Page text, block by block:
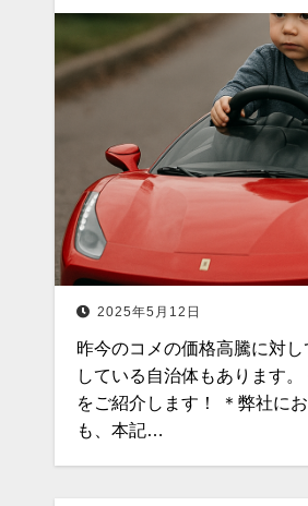
2025年5月12日
昨今のコメの価格高騰に対
している自治体もあります
をご紹介します！ ＊弊社に
も、本記…